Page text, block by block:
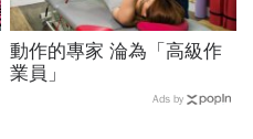
動作的專家 淪為「高級作
業員」
Ads by